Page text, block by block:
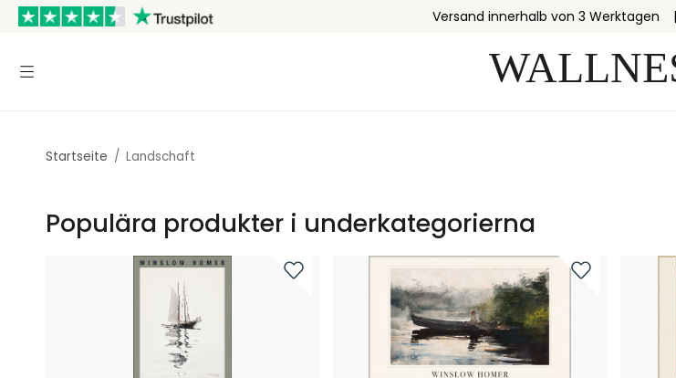
Versand innerhalb von 3 Werktagen
Startseite / Landschaft
Populära produkter i underkategorierna